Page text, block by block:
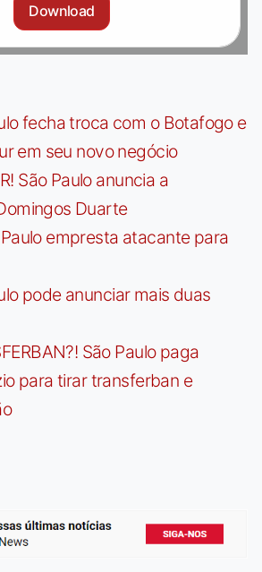
Download
fecha troca com o Botafogo e
em seu novo negócio
São Paulo anuncia a
Duarte
Paulo empresta atacante para
pode anunciar mais duas
São Paulo paga
para tirar transferban e